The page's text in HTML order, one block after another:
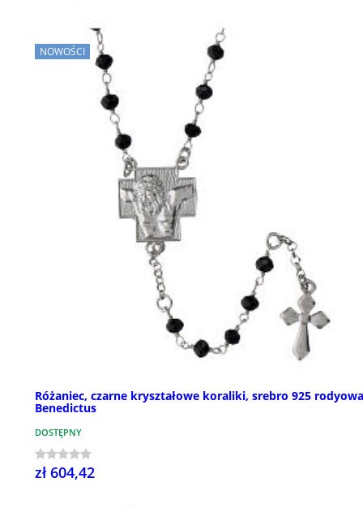
NOWOŚCI
Różaniec, czarne kryształowe koraliki, srebro 925
Benedictus
DOSTĘPNY
zł 604,42